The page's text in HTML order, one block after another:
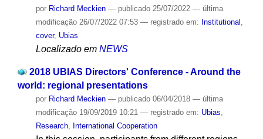
por Richard Meckien — publicado25/07/2022 — última
modificação26/07/2022 07:53 — registrado em: Institutional ,
cover, Ubias
Localizado em NEWS
2018 UBIAS Directors' Conference - Around the
world: regional presentations
por Richard Meckien — publicado06/04/2018 — última
modificação19/09/2019 10:21 — registrado em: Ubias,
Research, International Cooperation